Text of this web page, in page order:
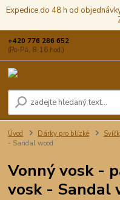
Expedice do 48 h od
+420 776 286 652
(Po-Pá, 8-16 hod.)
Úvod Dárky pro blízké
- Sandal wood
Vonný vosk -
vosk - Sandal